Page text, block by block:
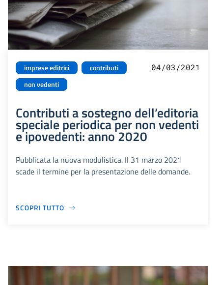
imprese editrici
contributi
non vedenti
04/03/2021
Contributi a sostegno dell’editoria
speciale periodica per non vedenti
e ipovedenti: anno 2020
Pubblicata la nuova modulistica. Il 31 marzo 2021
scade il termine per la presentazione delle domande.
SCOPRI TUTTO